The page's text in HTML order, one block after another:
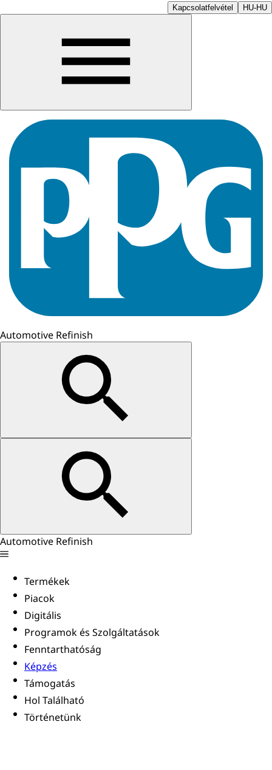
Kapcsolatfelvétel HU-HU
Automotive Refinish
Automotive Refinish
Termékek
Piacok
Digitális
Programok és Szolgáltatások
Fenntarthatóság
Képzés
Támogatás
Hol Található
Történetünk